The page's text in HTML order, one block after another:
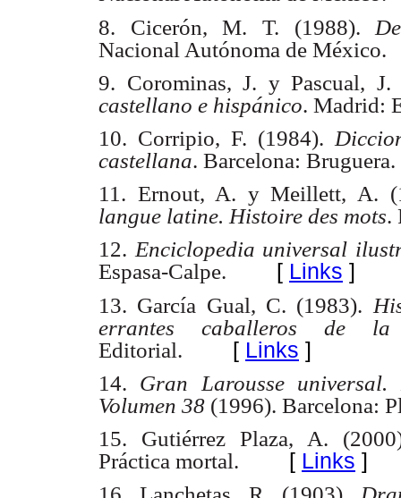
8. Cicerón, M. T. (1988).
Nacional Autónoma de México.
9. Corominas, J. y Pascual,
castellano e hispánico. Madrid:
10. Corripio, F. (1984).
castellana. Barcelona: Bruguera.
11. Ernout, A. y Meillett, A.
langue latine. Histoire des mots.
12. Enciclopedia universal
Espasa-Calpe. [ Links ]
13. García Gual, C. (1983).
errantes caballeros de la
Editorial. [ Links ]
14. Gran Larousse
Volumen 38 (1996). Barcelona:
15. Gutiérrez Plaza, A.
Práctica mortal. [ Links ]